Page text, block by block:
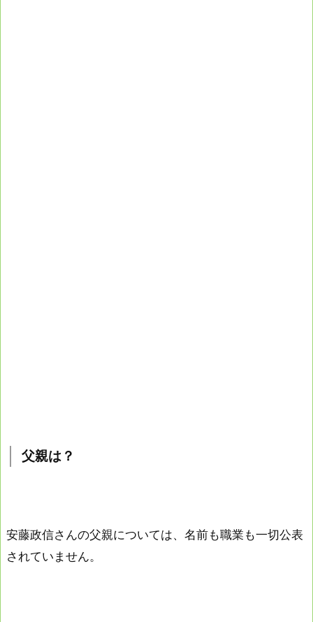
父親は？
安藤政信さんの父親については、名前も職業も一切公表
されていません。